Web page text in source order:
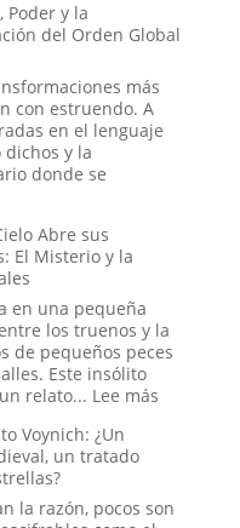
de
la
o
el
Sueño
de
un
Espía?
Poder y la
del Orden Global
más
con estruendo. A
en el lenguaje
y la
donde se
Abre sus
El Misterio y la
en una pequeña
los truenos y la
de pequeños peces
Este insólito
relato... Lee más:
sus
Voynich: ¿Un
un tratado
la razón, pocos son